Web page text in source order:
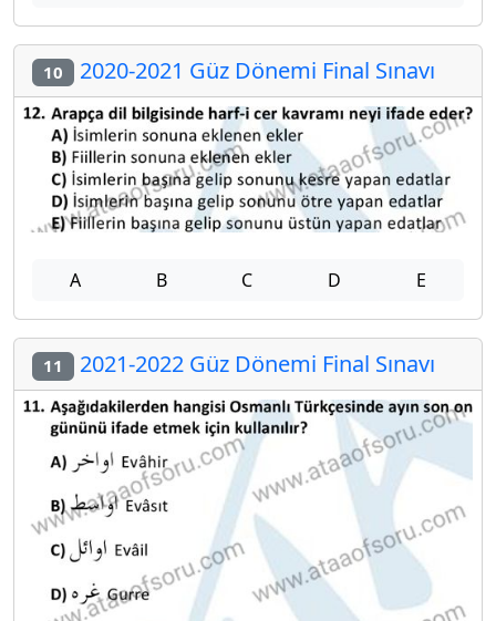
10 2020-2021 Güz Dönemi Final Sınavı
A B C D E
11 2021-2022 Güz Dönemi Final Sınavı